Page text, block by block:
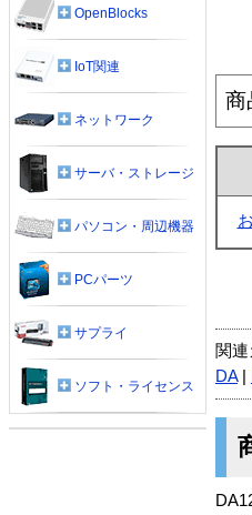
商
関連
DA|
OpenBlocks
IoT関連
ネットワーク
サーバ・ストレージ
パソコン・周辺機器
PCパーツ
サプライ
ソフト・ライセンス